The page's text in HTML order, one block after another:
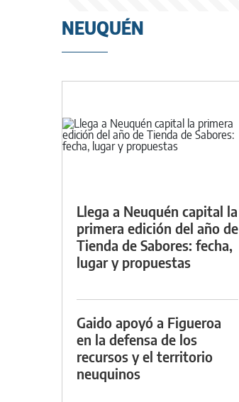
NEUQUÉN
Llega a Neuquén capital la
primera edición del año de
Tienda de Sabores: fecha,
lugar y propuestas
Gaido apoyó a Figueroa
en la defensa de los
recursos y el territorio
neuquinos